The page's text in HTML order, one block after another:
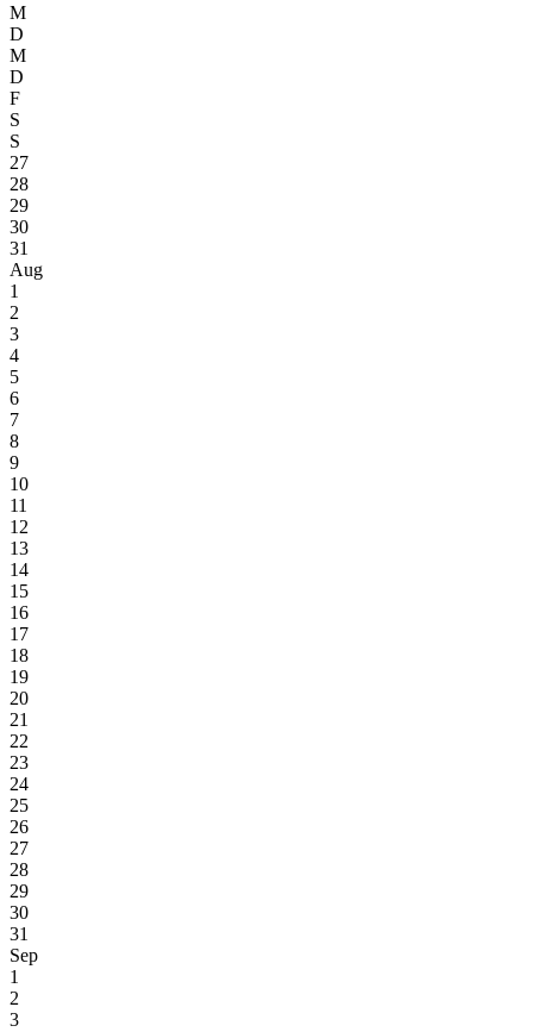
M
D
M
D
F
S
S
27
28
29
30
31
Aug
1
2
3
4
5
6
7
8
9
10
11
12
13
14
15
16
17
18
19
20
21
22
23
24
25
26
27
28
29
30
31
Sep
1
2
3